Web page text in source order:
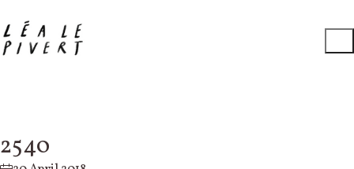
2540